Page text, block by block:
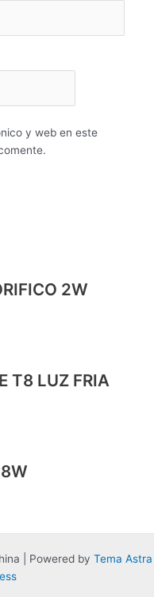
y web en este
2W
T8 LUZ FRIA
| Powered by Tema Astra